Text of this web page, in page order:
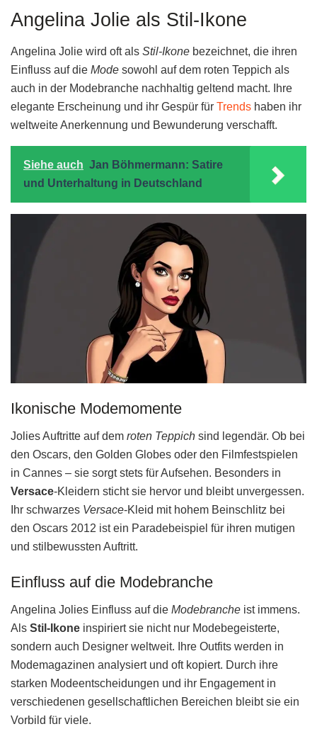
Angelina Jolie als Stil-Ikone
Angelina Jolie wird oft als Stil-Ikone bezeichnet, die ihren
Einfluss auf die Mode sowohl auf dem roten Teppich als
auch in der Modebranche nachhaltig geltend macht. Ihre
elegante Erscheinung und ihr Gespür für Trends haben ihr
weltweite Anerkennung und Bewunderung verschafft.
Siehe auch Jan Böhmermann: Satire
und Unterhaltung in Deutschland
Ikonische Modemomente
Jolies Auftritte auf dem roten Teppich sind legendär. Ob bei
den Oscars, den Golden Globes oder den Filmfestspielen
in Cannes – sie sorgt stets für Aufsehen. Besonders in
Versace-Kleidern sticht sie hervor und bleibt unvergessen.
Ihr schwarzes Versace-Kleid mit hohem Beinschlitz bei
den Oscars 2012 ist ein Paradebeispiel für ihren mutigen
und stilbewussten Auftritt.
Einfluss auf die Modebranche
Angelina Jolies Einfluss auf die Modebranche ist immens.
Als Stil-Ikone inspiriert sie nicht nur Modebegeisterte,
sondern auch Designer weltweit. Ihre Outfits werden in
Modemagazinen analysiert und oft kopiert. Durch ihre
starken Modeentscheidungen und ihr Engagement in
verschiedenen gesellschaftlichen Bereichen bleibt sie ein
Vorbild für viele.